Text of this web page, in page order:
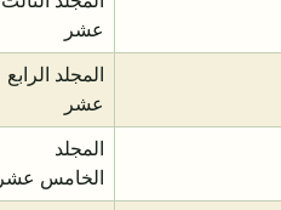
عشر
المجلد الرابع
عشر
المجلد
الخامس عشر